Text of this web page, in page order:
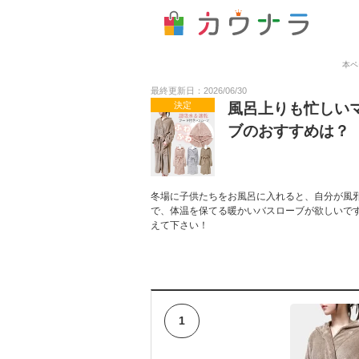
本
最終更新日：2026/06/30
決定
風呂上りも忙しい
ブのおすすめは？
冬場に子供たちをお風呂に入れると、自分が
で、体温を保てる暖かいバスローブが欲しい
えて下さい！
1